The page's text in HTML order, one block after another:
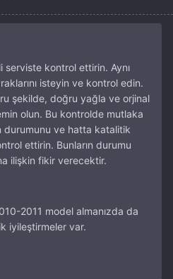
serviste kontrol ettirin. Aynı
isteyin ve kontrol edin.
şekilde, doğru yağla ve orjinal
olun. Bu kontrolde mutlaka
durumunu ve hatta katalitik
ettirin. Bunların durumu
ilişkin fikir verecektir.
2011 model almanızda da
iyileştirmeler var.